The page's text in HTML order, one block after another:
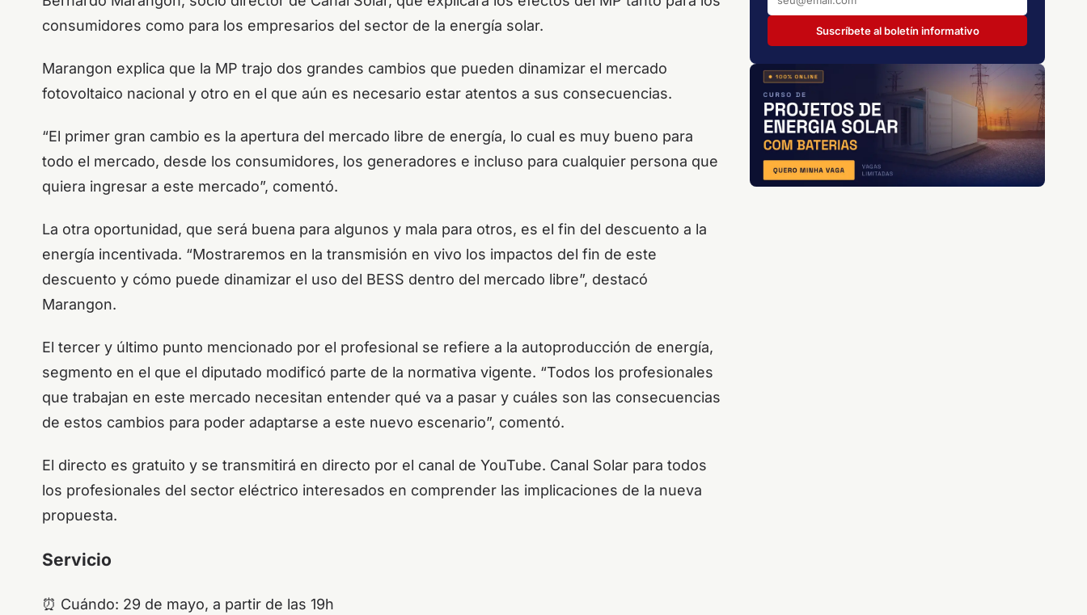
consumidores como para los empresarios del sector de la energía solar.
Marangon explica que la MP trajo dos grandes cambios que pueden dinamizar el mercado
fotovoltaico nacional y otro en el que aún es necesario estar atentos a sus consecuencias.
“El primer gran cambio es la apertura del mercado libre de energía, lo cual es muy bueno para
todo el mercado, desde los consumidores, los generadores e incluso para cualquier persona que
quiera ingresar a este mercado”, comentó.
La otra oportunidad, que será buena para algunos y mala para otros, es el fin del descuento a la
energía incentivada. “Mostraremos en la transmisión en vivo los impactos del fin de este
descuento y cómo puede dinamizar el uso del BESS dentro del mercado libre”, destacó
Marangon.
El tercer y último punto mencionado por el profesional se refiere a la autoproducción de energía,
segmento en el que el diputado modificó parte de la normativa vigente. “Todos los profesionales
que trabajan en este mercado necesitan entender qué va a pasar y cuáles son las consecuencias
de estos cambios para poder adaptarse a este nuevo escenario”, comentó.
El directo es gratuito y se transmitirá en directo por el canal de YouTube. Canal Solar para todos
los profesionales del sector eléctrico interesados ​​en comprender las implicaciones de la nueva
propuesta.
Servicio
⏰ Cuándo: 29 de mayo, a partir de las 19h
Suscríbete al boletín informativo